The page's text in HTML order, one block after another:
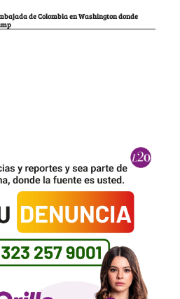
de Colombia en Washington donde